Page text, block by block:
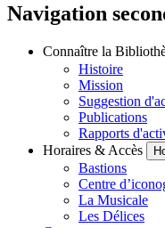
Navigation
Connaître la
Histoire
Mission
Suggestion
Publications
Rapports
Horaires & Accès
Bastions
Centre
La Musicale
Les Délices